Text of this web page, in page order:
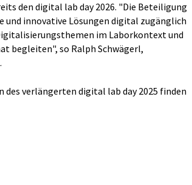
den digital lab day 2026. "Die Beteiligung
innovative Lösungen digital zugänglich
im Laborkontext und
begleiten", so Ralph Schwägerl,
verlängerten digital lab day 2025 finden